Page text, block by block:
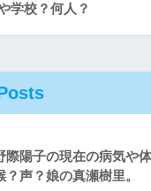
学校？何人？
際陽子の現在の病気や
？声？娘の真瀬樹里。